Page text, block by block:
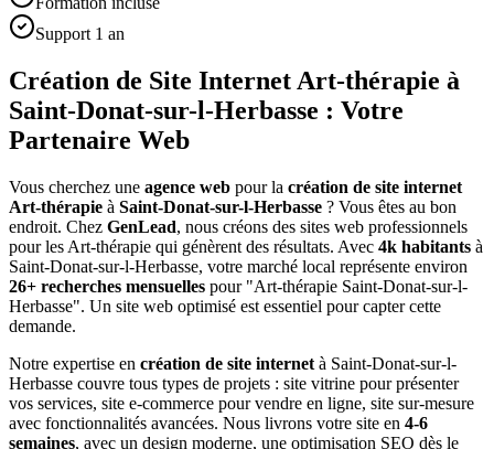
Support 1 an
Création de Site Internet Art-thérapie à
Saint-Donat-sur-l-Herbasse : Votre
Partenaire Web
Vous cherchez une agence web pour la création de site internet
Art-thérapie à Saint-Donat-sur-l-Herbasse ? Vous êtes au bon
endroit. Chez GenLead, nous créons des sites web professionnels
pour les Art-thérapie qui génèrent des résultats. Avec 4k habitants à
Saint-Donat-sur-l-Herbasse, votre marché local représente environ
26+ recherches mensuelles pour "Art-thérapie Saint-Donat-sur-l-
Herbasse". Un site web optimisé est essentiel pour capter cette
demande.
Notre expertise en création de site internet à Saint-Donat-sur-l-
Herbasse couvre tous types de projets : site vitrine pour présenter
vos services, site e-commerce pour vendre en ligne, site sur-mesure
avec fonctionnalités avancées. Nous livrons votre site en 4-6
semaines, avec un design moderne, une optimisation SEO dès le